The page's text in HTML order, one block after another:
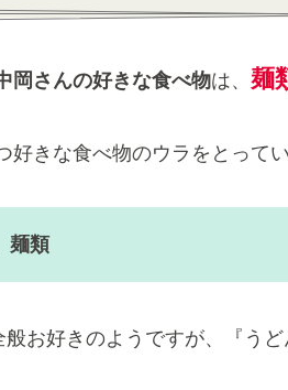
岡さんの好きな食べ物は、 麺
好きな食べ物のウラをとってい
麺類
般お好きのようですが、『う